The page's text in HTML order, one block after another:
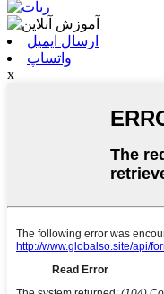
ارسال ایمیل
واتساپ
x